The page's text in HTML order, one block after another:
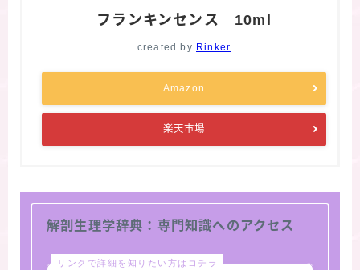
フランキンセンス 10ml
created by Rinker
Amazon
楽天市場
解剖生理学辞典：専門知識へのアクセス
リンクで詳細を知りたい方はコチラ